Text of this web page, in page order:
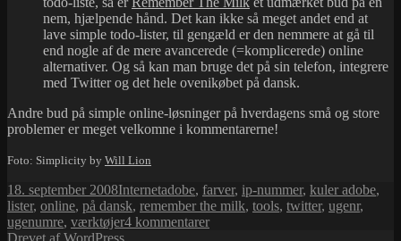
nem, hjælpende hånd. Det kan ikke så meget andet end at
lave simple todo-lister, til gengæld er den nemmere at gå til
end nogle af de mere avancerede (=komplicerede) online
alternativer. Og så kan man bruge det på sin telefon, integrere
med Twitter og det hele ovenikøbet på dansk.
Andre bud på simple online-løsninger på hverdagens små og store
problemer er meget velkomne i kommentarerne!
Foto: Simplicity by Will Lion
Udgivet
i
18. september 2008Kategorier
InternetTags
adobe, farver, ip-nummer, kuler adobe,
lister, online, på dansk, remember the milk, tools, twitter, ugenr,
ugenumre, værktøjer4 kommentarertil